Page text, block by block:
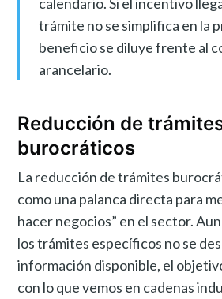
trámite no se simplifica en la
beneficio se diluye frente al
arancelario.
Reducción de
burocráticos
La reducción de trámites
como una palanca directa para
hacer negocios” en el sector.
los trámites específicos no se
información disponible, el
con lo que vemos en cadenas